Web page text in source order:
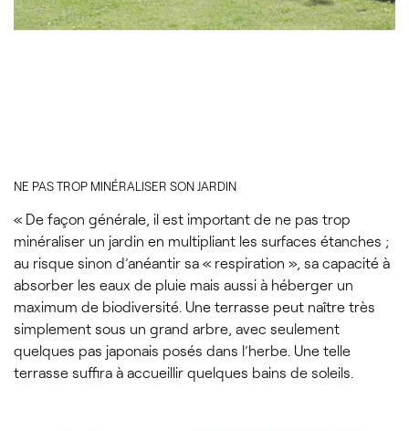
NE PAS TROP MINÉRALISER SON JARDIN
« De façon générale, il est important de ne pas trop
minéraliser un jardin en multipliant les surfaces étanches ;
au risque sinon d’anéantir sa « respiration », sa capacité à
absorber les eaux de pluie mais aussi à héberger un
maximum de biodiversité. Une terrasse peut naître très
simplement sous un grand arbre, avec seulement
quelques pas japonais posés dans l’herbe. Une telle
terrasse suffira à accueillir quelques bains de soleils.